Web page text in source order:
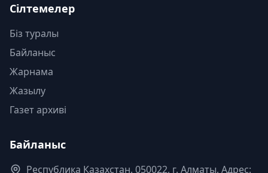
Сілтемелер
Біз туралы
Байланыс
Жарнама
Жазылу
Газет архиві
Байланыс
Республика Казахстан. 050022, г. Алматы, Адрес: